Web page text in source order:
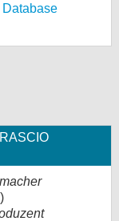
Database